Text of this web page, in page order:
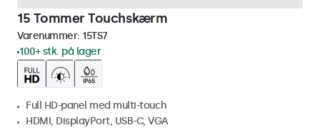
15 Tommer Touchskærm
Varenummer: 15TS7
100+ stk. på lager
Full HD-panel med multi-touch
HDMI, DisplayPort, USB-C, VGA